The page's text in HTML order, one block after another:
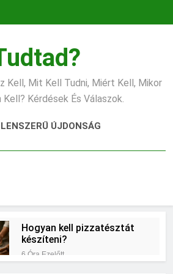
Kell, Mit Kell Tudni, Miért Kell, Mikor
Kell? Kérdések És Válaszok.
ÚJDONSÁG
Hogyan kell pizzatésztát
készíteni?
6 Óra Ezelőtt